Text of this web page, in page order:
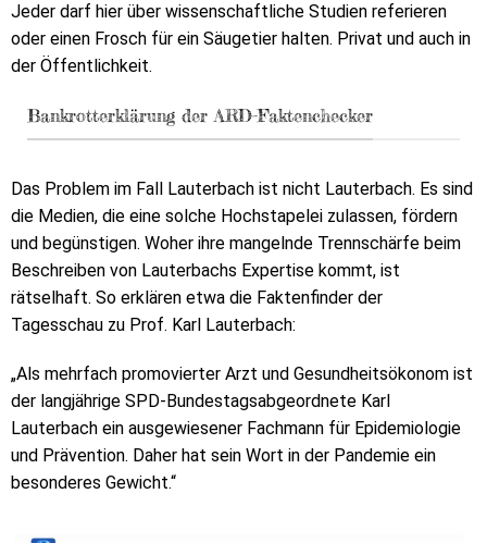
Jeder darf hier über wissenschaftliche Studien referieren
oder einen Frosch für ein Säugetier halten. Privat und auch in
der Öffentlichkeit.
Bankrotterklärung der ARD-Faktenchecker
Das Problem im Fall Lauterbach ist nicht Lauterbach. Es sind
die Medien, die eine solche Hochstapelei zulassen, fördern
und begünstigen. Woher ihre mangelnde Trennschärfe beim
Beschreiben von Lauterbachs Expertise kommt, ist
rätselhaft. So erklären etwa die Faktenfinder der
Tagesschau zu Prof. Karl Lauterbach:
„Als mehrfach promovierter Arzt und Gesundheitsökonom ist
der langjährige SPD-Bundestagsabgeordnete Karl
Lauterbach ein ausgewiesener Fachmann für Epidemiologie
und Prävention. Daher hat sein Wort in der Pandemie ein
besonderes Gewicht.“